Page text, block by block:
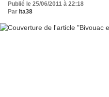
Publié le 25/06/2011 à 22:18
Par lta38